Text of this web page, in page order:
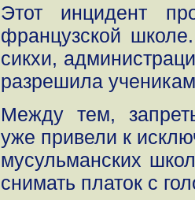
Этот инцидент
французской
сикхи,
разрешила ученикам
Между тем,
уже привели к
мусульманских
снимать платок с